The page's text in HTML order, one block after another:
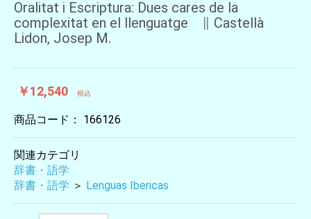
Oralitat i Escriptura: Dues cares de la
complexitat en el llenguatge ∥ Castellà
Lidon, Josep M.
￥12,540 税込
商品コード： 166126
関連カテゴリ
辞書・語学
辞書・語学 ＞ Lenguas Ibericas